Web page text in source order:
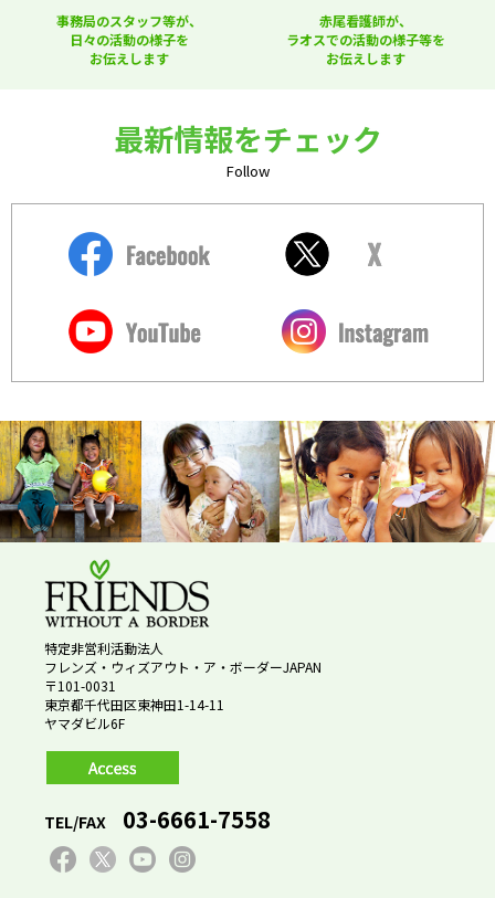
事務局のスタッフ等が、
日々の活動の様子を
お伝えします
赤尾看護師が、
ラオスでの活動の様子等を
お伝えします
最新情報をチェック
Follow
特定非営利活動法人
フレンズ・ウィズアウト・ア・ボーダーJAPAN
〒101-0031
東京都千代田区東神田1-14-11
ヤマダビル6F
TEL/FAX 03-6661-7558